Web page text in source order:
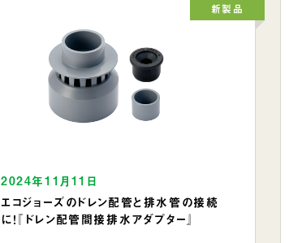
2024年11月11日
エコジョーズのドレン配管と排水管の接続
に！『ドレン配管間接排水アダプター』
新製品